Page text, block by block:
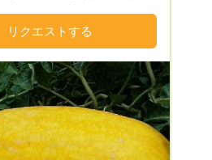
、安全・安心の野菜作りを心
エストを頂け
は送料別でお願いします。
本的に土、日曜日に行う予定
であれば他の曜日も対応させ
サイズ発送の
なります。 夏季はクール代
せて頂きます。 東北・南
リクエストする